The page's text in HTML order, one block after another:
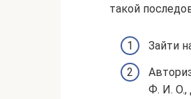
такой
Зайти
Ф. И. О.,